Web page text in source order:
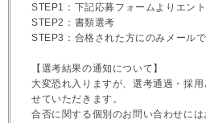
STEP1：下記応募フォームよりエン
STEP2：書類選考
STEP3：合格された方にのみメール
【選考結果の通知について】
大変恐れ入りますが、選考通過・採
せていただきます。
合否に関する個別のお問い合わせに